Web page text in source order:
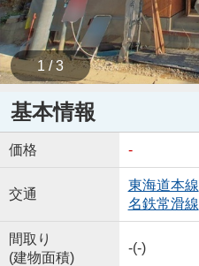
1 / 3
基本情報
価格 -
交通
東海道本線
名鉄常滑線
間取り
(建物面積)
-(-)